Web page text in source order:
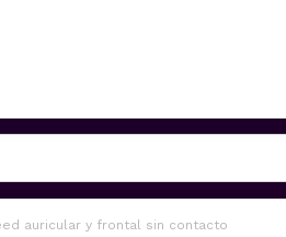
auricular y frontal sin contacto